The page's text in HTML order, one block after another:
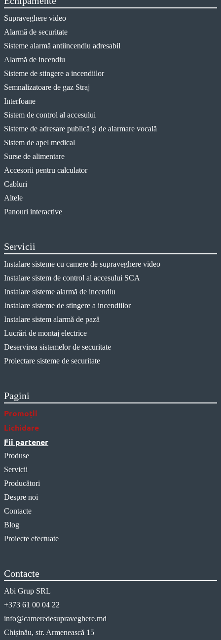
Supraveghere video
Alarmă de securitate
Sisteme alarmă antiincendiu adresabil
Alarmă de incendiu
Sisteme de stingere a incendiilor
Semnalizatoare de gaz Straj
Interfoane
Sistem de control al accesului
Sisteme de adresare publică şi de alarmare vocală
Sistem de apel medical
Surse de alimentare
Accesorii pentru calculator
Cabluri
Altele
Panouri interactive
Servicii
Instalare sisteme cu camere de supraveghere video
Instalare sistem de control al accesului SCA
Instalare sisteme alarmă de incendiu
Instalare sisteme de stingere a incendiilor
Instalare sistem alarmă de pază
Lucrări de montaj electrice
Deservirea sistemelor de securitate
Proiectare sisteme de securitate
Pagini
Promoții
Lichidare
Fii partener
Produse
Servicii
Producători
Despre noi
Contacte
Blog
Proiecte efectuate
Contacte
Abi Grup SRL
+373 61 00 04 22
info@cameredesupraveghere.md
Chișinău, str. Armenească 15